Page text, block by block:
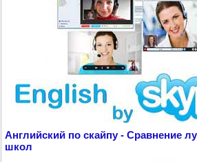
Английский по скайпу - Сравнение
школ